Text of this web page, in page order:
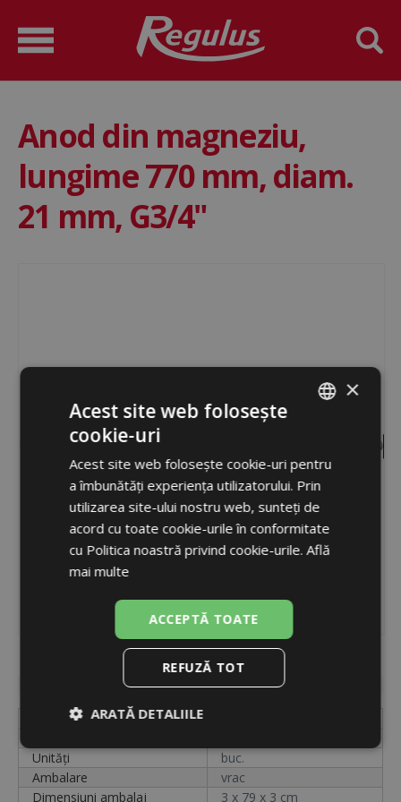
Anod din magneziu,
lungime 770 mm, diam.
21 mm, G3/4"
14251
indisponibil
Etichetă
Unități
buc.
Ambalare
vrac
Dimensiuni ambalaj
3 x 79 x 3 cm
ENGLISH
×
Acest site web folosește
cookie-uri
Acest site web folosește cookie-uri pentru
a îmbunătăți experiența utilizatorului. Prin
utilizarea site-ului nostru web, sunteți de
acord cu toate cookie-urile în conformitate
cu Politica noastră privind cookie-urile. Află
mai multe
ACCEPTĂ TOATE
REFUZĂ TOT
ARATĂ DETALIILE
Strict
necesare
De
performanță
De
targetare